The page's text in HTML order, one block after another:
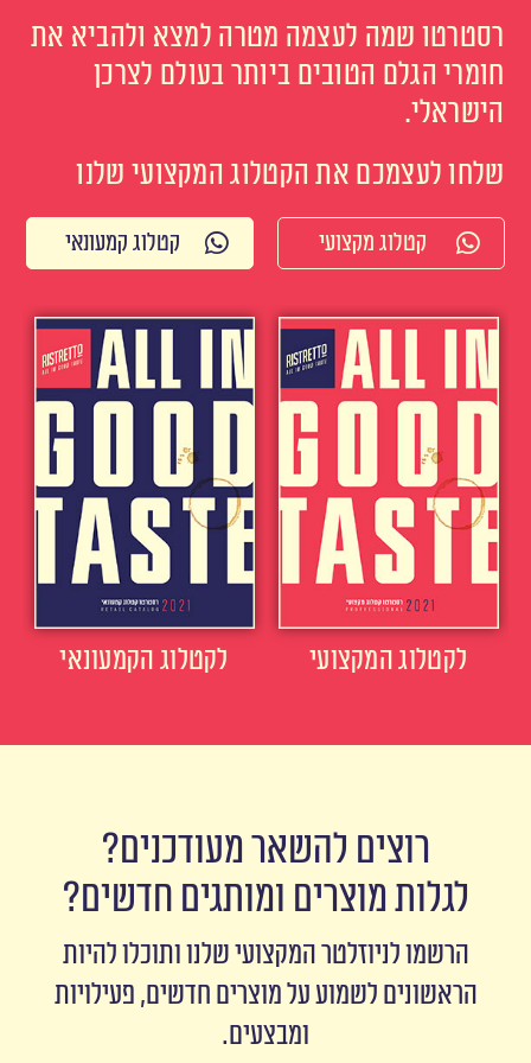
רסטרטו שמה לעצמה מטרה למצא ולהביא את
חומרי הגלם הטובים ביותר בעולם לצרכן
הישראלי.
שלחו לעצמכם את הקטלוג המקצועי שלנו
קטלוג מקצועי קטלוג קמעונאי
לקטלוג הקמעונאי לקטלוג המקצועי
רוצים להשאר מעודכנים?
לגלות מוצרים ומותגים חדשים?
הרשמו לניוזלטר המקצועי שלנו ותוכלו להיות
הראשונים לשמוע על מוצרים חדשים, פעילויות
ומבצעים.